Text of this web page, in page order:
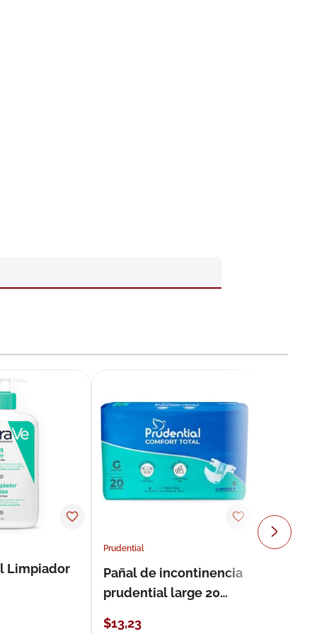
Limpiador
Prudential
Pañal de incontinencia
prudential large 20
$13,23